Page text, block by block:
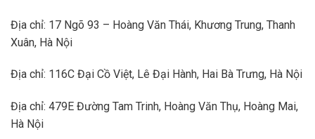
Địa chỉ: 17 Ngõ 93 – Hoàng Văn Thái, Khương Trung, Thanh
Xuân, Hà Nội
Địa chỉ: 116C Đại Cồ Việt, Lê Đại Hành, Hai Bà Trưng, Hà Nội
Địa chỉ: 479E Đường Tam Trinh, Hoàng Văn Thụ, Hoàng Mai,
Hà Nội